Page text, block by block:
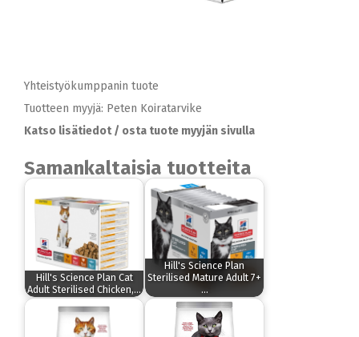
Yhteistyökumppanin tuote
Tuotteen myyjä: Peten Koiratarvike
Katso lisätiedot / osta tuote myyjän sivulla
Samankaltaisia tuotteita
Hill's Science Plan Cat
Adult Sterilised Chicken,…
Hill's Science Plan
Sterilised Mature Adult 7+
…